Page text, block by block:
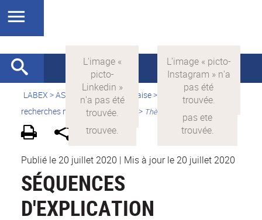
LABEX >ASLAN > Version française>
Quelles sont les
recherches menées par ASLAN ?
> Thèses financées
Publié le 20 juillet 2020 | Mis à jour le 20 juillet 2020
SÉQUENCES
D'EXPLICATION